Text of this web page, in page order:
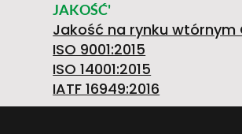
JAKOŚĆ'
Jakość na rynku wtórnym
ISO 9001:2015
ISO 14001:2015
IATF 16949:2016